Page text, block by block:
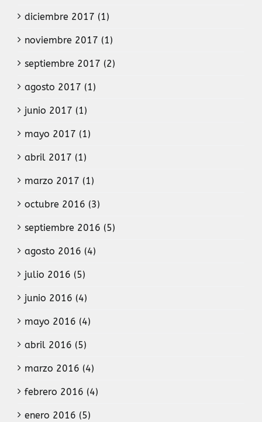
diciembre 2017 (1)
noviembre 2017 (1)
septiembre 2017 (2)
agosto 2017 (1)
junio 2017 (1)
mayo 2017 (1)
abril 2017 (1)
marzo 2017 (1)
octubre 2016 (3)
septiembre 2016 (5)
agosto 2016 (4)
julio 2016 (5)
junio 2016 (4)
mayo 2016 (4)
abril 2016 (5)
marzo 2016 (4)
febrero 2016 (4)
enero 2016 (5)